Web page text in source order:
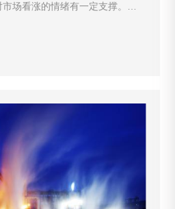
场看涨的情绪有一定支撑。同
势大起呢？